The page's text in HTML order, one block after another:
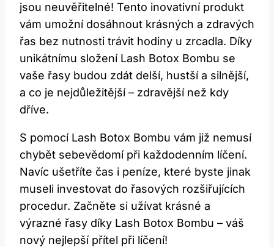
jsou neuvěřitelné! Tento inovativní produkt
vám umožní dosáhnout krásných a zdravých
řas bez nutnosti trávit hodiny u zrcadla. Díky
unikátnímu složení Lash Botox Bombu se
vaše řasy budou zdát delší, hustší a silnější,
a co je nejdůležitější – zdravější než kdy
dříve.
S pomocí Lash Botox Bombu vám již nemusí
chybět sebevědomí při každodenním líčení.
Navíc ušetříte čas i peníze, které byste jinak
museli investovat do řasových rozšiřujících
procedur. Začněte si užívat krásné a
výrazné řasy díky Lash Botox Bombu – váš
nový nejlepší přítel při líčení!